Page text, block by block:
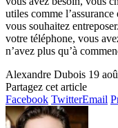
utiles comme
vous souhaitez
votre téléphone, vous
n’avez plus qu’à
Alexandre Dubois 19
Partagez cet article
Facebook TwitterEmail